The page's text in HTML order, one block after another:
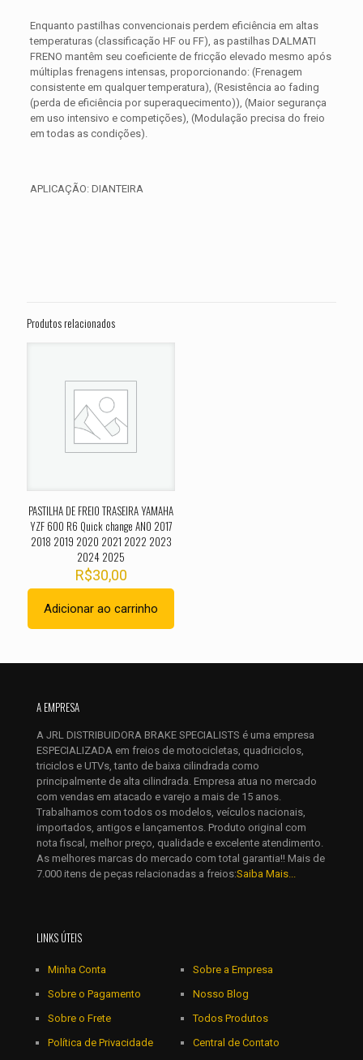
Enquanto pastilhas convencionais perdem eficiência em altas
temperaturas (classificação HF ou FF), as pastilhas DALMATI
FRENO mantêm seu coeficiente de fricção elevado mesmo após
múltiplas frenagens intensas, proporcionando: (Frenagem
consistente em qualquer temperatura), (Resistência ao fading
(perda de eficiência por superaquecimento)), (Maior segurança
em uso intensivo e competições), (Modulação precisa do freio
em todas as condições).
APLICAÇÃO: DIANTEIRA
Thunderbird 900 ANO 1995 1996 1997
O seu endereço de e-mail não será publicado.
obrigatórios são marcados com
Sua avaliação
Salvar meus dados neste navegador para a próxima vez que
eu comentar.
Produtos relacionados
PASTILHA DE FREIO TRASEIRA YAMAHA
YZF 600 R6 Quick change ANO 2017
2018 2019 2020 2021 2022 2023
2024 2025
R$30,00
Adicionar ao carrinho
A EMPRESA
A JRL DISTRIBUIDORA BRAKE SPECIALISTS é uma empresa
ESPECIALIZADA em freios de motocicletas, quadriciclos,
triciclos e UTVs, tanto de baixa cilindrada como
principalmente de alta cilindrada. Empresa atua no mercado
com vendas em atacado e varejo a mais de 15 anos.
Trabalhamos com todos os modelos, veículos nacionais,
importados, antigos e lançamentos. Produto original com
nota fiscal, melhor preço, qualidade e excelente atendimento.
As melhores marcas do mercado com total garantia!! Mais de
7.000 itens de peças relacionadas a freios:Saiba Mais...
LINKS ÚTEIS
Minha Conta
Sobre o Pagamento
Sobre o Frete
Política de Privacidade
Sobre a Empresa
Nosso Blog
Todos Produtos
Central de Contato